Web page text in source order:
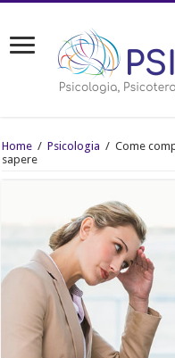
Home / Psicologia / Come
sapere